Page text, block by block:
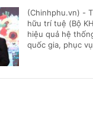
(Chinhphu.vn) -
hữu trí tuệ (Bộ
hiệu quả hệ
quốc gia, phục